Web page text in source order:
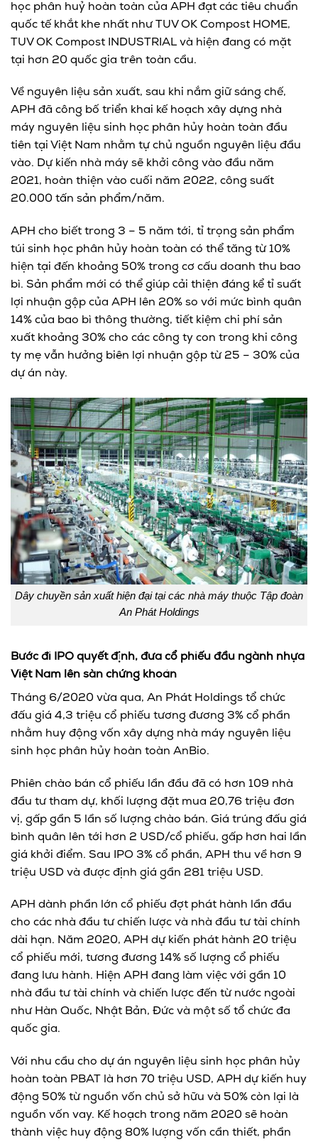
học phân huỷ hoàn toàn của APH đạt các tiêu chuẩn
quốc tế khắt khe nhất như TUV OK Compost HOME,
TUV OK Compost INDUSTRIAL và hiện đang có mặt
tại hơn 20 quốc gia trên toàn cầu.
Về nguyên liệu sản xuất, sau khi nắm giữ sáng chế,
APH đã công bố triển khai kế hoạch xây dựng nhà
máy nguyên liệu sinh học phân hủy hoàn toàn đầu
tiên tại Việt Nam nhằm tự chủ nguồn nguyên liệu đầu
vào. Dự kiến nhà máy sẽ khởi công vào đầu năm
2021, hoàn thiện vào cuối năm 2022, công suất
20.000 tấn sản phẩm/năm.
APH cho biết trong 3 – 5 năm tới, tỉ trọng sản phẩm
túi sinh học phân hủy hoàn toàn có thể tăng từ 10%
hiện tại đến khoảng 50% trong cơ cấu doanh thu bao
bì. Sản phẩm mới có thể giúp cải thiện đáng kể tỉ suất
lợi nhuận gộp của APH lên 20% so với mức bình quân
14% của bao bì thông thường, tiết kiệm chi phí sản
xuất khoảng 30% cho các công ty con trong khi công
ty mẹ vẫn hưởng biên lợi nhuận gộp từ 25 – 30% của
dự án này.
Dây chuyền sản xuất hiện đại tại các nhà máy thuộc Tập đoàn
An Phát Holdings
Bước đi IPO quyết định, đưa cổ phiếu đầu ngành nhựa
Việt Nam lên sàn chứng khoán
Tháng 6/2020 vừa qua, An Phát Holdings tổ chức
đấu giá 4,3 triệu cổ phiếu tương đương 3% cổ phần
nhằm huy động vốn xây dựng nhà máy nguyên liệu
sinh học phân hủy hoàn toàn AnBio.
Phiên chào bán cổ phiếu lần đầu đã có hơn 109 nhà
đầu tư tham dự, khối lượng đặt mua 20,76 triệu đơn
vị, gấp gần 5 lần số lượng chào bán. Giá trúng đấu giá
bình quân lên tới hơn 2 USD/cổ phiếu, gấp hơn hai lần
giá khởi điểm. Sau IPO 3% cổ phần, APH thu về hơn 9
triệu USD và được định giá gần 281 triệu USD.
APH dành phần lớn cổ phiếu đợt phát hành lần đầu
cho các nhà đầu tư chiến lược và nhà đầu tư tài chính
dài hạn. Năm 2020, APH dự kiến phát hành 20 triệu
cổ phiếu mới, tương đương 14% số lượng cổ phiếu
đang lưu hành. Hiện APH đang làm việc với gần 10
nhà đầu tư tài chính và chiến lược đến từ nước ngoài
như Hàn Quốc, Nhật Bản, Đức và một số tổ chức đa
quốc gia.
Với nhu cầu cho dự án nguyên liệu sinh học phân hủy
hoàn toàn PBAT là hơn 70 triệu USD, APH dự kiến huy
động 50% từ nguồn vốn chủ sở hữu và 50% còn lại là
nguồn vốn vay. Kế hoạch trong năm 2020 sẽ hoàn
thành việc huy động 80% lượng vốn cần thiết, phần